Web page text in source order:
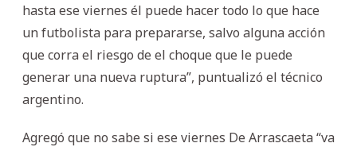
hasta ese viernes él puede hacer todo lo que hace
un futbolista para prepararse, salvo alguna acción
que corra el riesgo de el choque que le puede
generar una nueva ruptura”, puntualizó el técnico
argentino.
Agregó que no sabe si ese viernes De Arrascaeta “va